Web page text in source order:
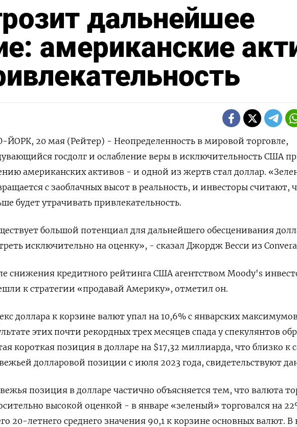
дальнейшее
американские
20 мая (Рейтер) - Неопределенность в мировой торговле,
госдолг и ослабление веры в исключительность США
американских активов - и одной из жертв стал доллар.
с заоблачных высот в реальность, и инвесторы считают,
будет утрачивать привлекательность.
большой потенциал для дальнейшего обесценивания
исключительно на оценку», - сказал Джордж Весси из
снижения кредитного рейтинга США агентством Moody's
к стратегии «продавай Америку», отметил он.
доллара к корзине валют упал на 10,6% с январских
этих почти рекордных трех месяцев спада у спекулянтов
короткая позиция в долларе на $17,32 миллиарда, что близко к
долларовой позиции с июля 2023 года, свидетельствуют
позиция в долларе частично объясняется тем, что валюта
высокой оценкой - в январе «зеленый» торговался на
20-летнего среднего значения 90,1 к корзине основных валют. В